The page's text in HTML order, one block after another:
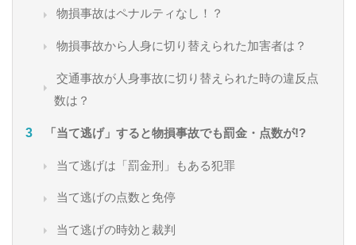
物損事故はペナルティなし！？
物損事故から人身に切り替えられた加害者は？
交通事故が人身事故に切り替えられた時の違反点
数は？
「当て逃げ」すると物損事故でも罰金・点数が!?
当て逃げは「罰金刑」もある犯罪
当て逃げの点数と免停
当て逃げの時効と裁判